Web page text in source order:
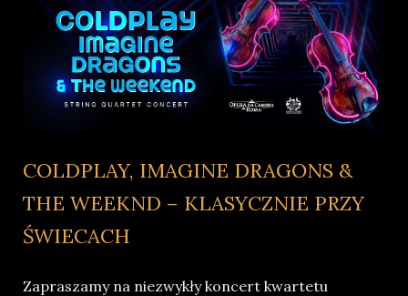
COLDPLAY, IMAGINE DRAGONS &
THE WEEKND – KLASYCZNIE PRZY
ŚWIECACH
Zapraszamy na niezwykły koncert kwartetu